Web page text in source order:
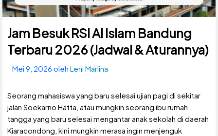
Jam Besuk RSI Al Islam Bandung
Terbaru 2026 (Jadwal & Aturannya)
Mei 9, 2026 oleh Leni Marlina
Seorang mahasiswa yang baru selesai ujian pagi di sekitar
jalan Soekarno Hatta, atau mungkin seorang ibu rumah
tangga yang baru selesai mengantar anak sekolah di daerah
Kiaracondong, kini mungkin merasa ingin menjenguk